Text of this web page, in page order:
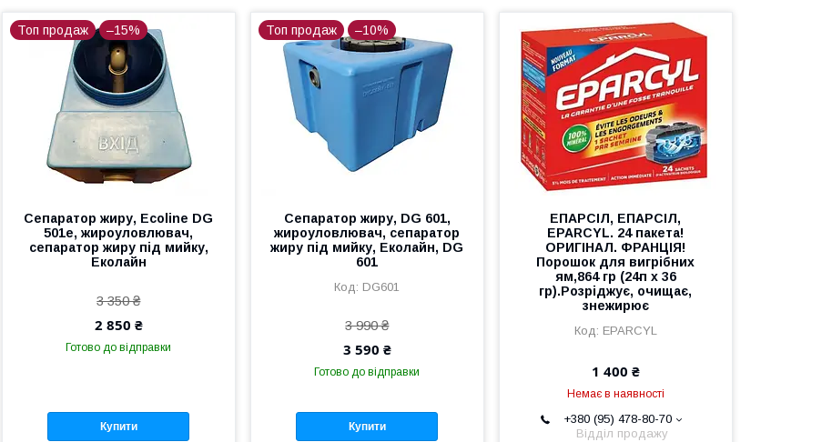
Топ продаж –15%
Сепаратор жиру, Ecoline DG
501e, жироуловлювач,
сепаратор жиру під мийку,
Еколайн
3 350 ₴
2 850 ₴
Готово до відправки
Купити
Топ продаж –10%
Сепаратор жиру, DG 601,
жироуловлювач, сепаратор
жиру під мийку, Еколайн, DG
601
DG601
3 990 ₴
3 590 ₴
Готово до відправки
Купити
ЕПАРСІЛ, ЕПАРСІЛ,
EPARCYL. 24 пакета!
ОРИГІНАЛ. ФРАНЦІЯ!
Порошок для вигрібних
ям,864 гр (24п х 36
гр).Розріджує, очищає,
знежирює
EPARCYL
1 400 ₴
Немає в наявності
+380 (95) 478-80-70
Відділ продажу